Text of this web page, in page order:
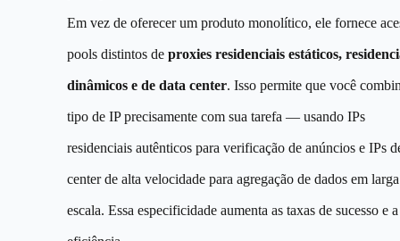
Em vez de oferecer um produto monolítico, ele fornece
pools distintos de proxies residenciais estáticos,
dinâmicos e de data center. Isso permite que você
tipo de IP precisamente com sua tarefa — usando IPs
residenciais autênticos para verificação de anúncios e IPs
center de alta velocidade para agregação de dados em larga
escala. Essa especificidade aumenta as taxas de sucesso e a